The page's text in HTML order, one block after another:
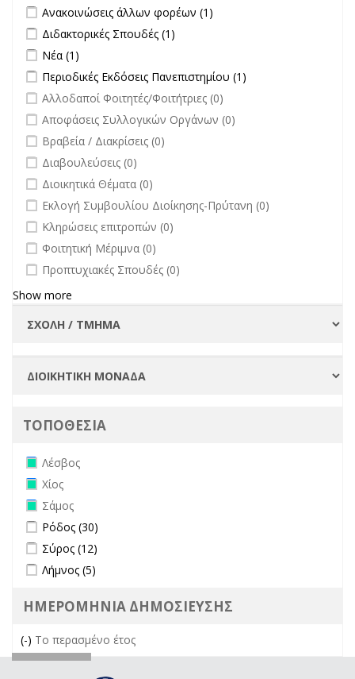
Apply Ανακοινώσεις άλλων φορέων filter
Ανακοινώσεις άλλων φορέων (1)
Apply Διδακτορικές Σπουδές filter
Διδακτορικές Σπουδές (1)
Apply Νέα filter
Νέα (1)
Apply Περιοδικές Εκδόσεις Πανεπιστημίου filter
Περιοδικές Εκδόσεις Πανεπιστημίου (1)
undefined
Αλλοδαποί Φοιτητές/Φοιτήτριες (0)
undefined
Αποφάσεις Συλλογικών Οργάνων (0)
undefined
Βραβεία / Διακρίσεις (0)
undefined
Διαβουλεύσεις (0)
undefined
Διοικητικά Θέματα (0)
undefined
Εκλογή Συμβουλίου Διοίκησης-Πρύτανη (0)
undefined
Κληρώσεις επιτροπών (0)
undefined
Φοιτητική Μέριμνα (0)
undefined
Προπτυχιακές Σπουδές (0)
Show more
ΤΟΠΟΘΕΣΙΑ
Remove Λέσβος filter
Λέσβος
Remove Χίος filter
Χίος
Remove Σάμος filter
Σάμος
Apply Ρόδος filter
Ρόδος (30)
Apply Σύρος filter
Σύρος (12)
Apply Λήμνος filter
Λήμνος (5)
ΗΜΕΡΟΜΗΝΙΑ ΔΗΜΟΣΙΕΥΣΗΣ
(-) Remove Το περασμένο έτος filter
Το περασμένο έτος